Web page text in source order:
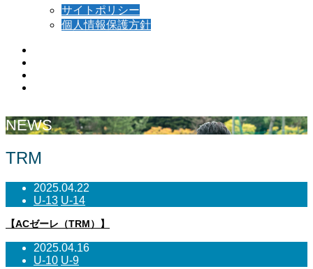
サイトポリシー
個人情報保護方針
NEWS
TRM
2025.04.22
U-13 U-14
【ACゼーレ（TRM）】
2025.04.16
U-10 U-9